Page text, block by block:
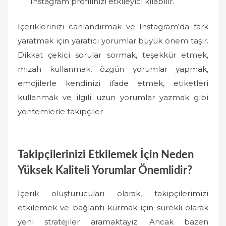
İçeriklerinizi canlandırmak ve Instagram'da fark
yaratmak için yaratıcı yorumlar büyük önem taşır.
Dikkat çekici sorular sormak, teşekkür etmek,
mizah kullanmak, özgün yorumlar yapmak,
emojilerle kendinizi ifade etmek, etiketleri
kullanmak ve ilgili uzun yorumlar yazmak gibi
yöntemlerle takipçiler
Takipçilerinizi Etkilemek İçin Neden
Yüksek Kaliteli Yorumlar Önemlidir?
İçerik oluşturucuları olarak, takipçilerimizi
etkilemek ve bağlantı kurmak için sürekli olarak
yeni stratejiler aramaktayız. Ancak bazen